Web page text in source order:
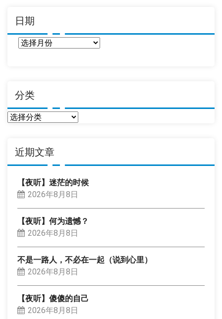
日期
分类
分
近期文章
【夜听】迷茫的时候
2026年8月8日
【夜听】何为遗憾？
2026年8月8日
不是一路人，不必在一起（说到心里）
2026年8月8日
【夜听】傻傻的自己
2026年8月8日